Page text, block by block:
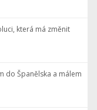
která má změnit
do Španělska a málem